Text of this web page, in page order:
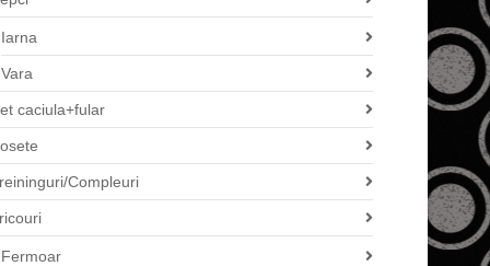
Iarna
Vara
caciula+fular
Compleuri
Fermoar